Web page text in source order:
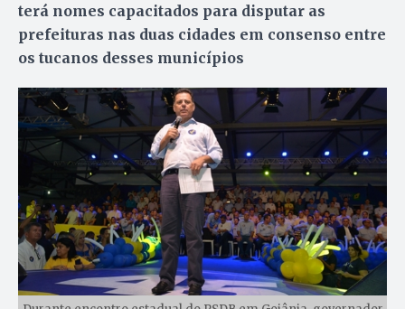
terá nomes capacitados para disputar as
prefeituras nas duas cidades em consenso entre
os tucanos desses municípios